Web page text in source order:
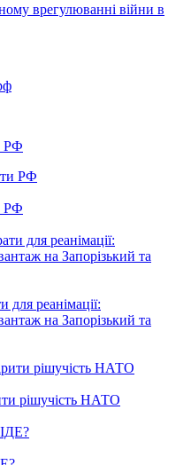
врегулюванні війни в
РФ
РФ
для реанімації:
на Запорізький та
рішучість НАТО